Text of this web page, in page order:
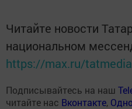
Читайте новости
национальном
https://max.ru/tatmedia
Подписывайтесь на наш
читайте нас Вконтакте,